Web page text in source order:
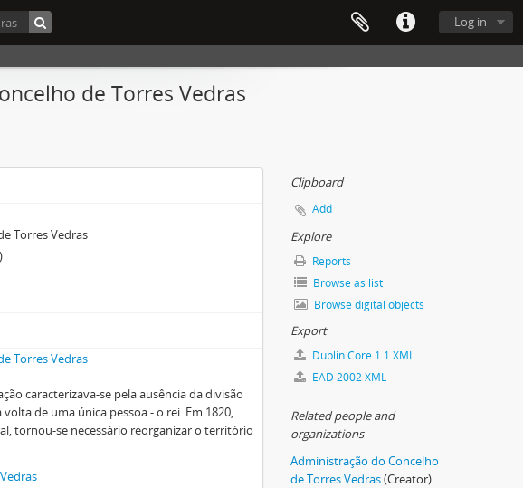
Log in
de Torres Vedras
Torres Vedras
Torres Vedras
caracterizava-se pela ausência da divisão
de uma única pessoa - o rei. Em 1820,
tornou-se necessário reorganizar o território
Clipboard
Add
Explore
Reports
Browse as list
Browse digital objects
Export
Dublin Core 1.1 XML
EAD 2002 XML
Related people and
organizations
Administração do Concelho
de Torres Vedras(Creator)